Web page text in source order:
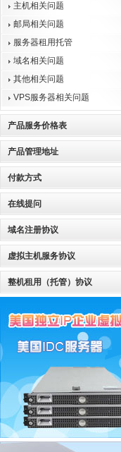
主机相关问题
邮局相关问题
服务器租用托管
域名相关问题
其他相关问题
VPS服务器相关问题
产品服务价格表
产品管理地址
付款方式
在线提问
域名注册协议
虚拟主机服务协议
整机租用（托管）协议